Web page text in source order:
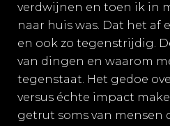
verdwijnen en toen ik in
naar huis was. Dat het af
en ook zo tegenstrijdig.
van dingen en waarom
tegenstaat. Het gedoe
versus échte impact
getrut soms van mensen